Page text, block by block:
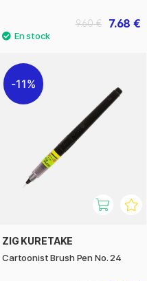
7.68 €
9.60 €
11%
ZIG KURETAKE
Cartoonist Brush Pen No. 24